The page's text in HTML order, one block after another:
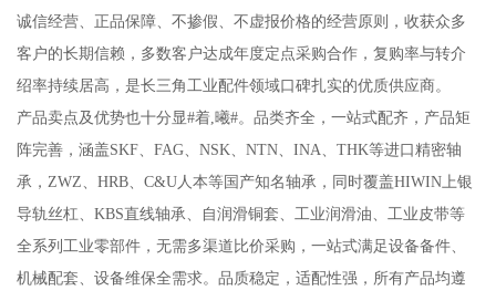
诚信经营、正品保障、不掺假、不虚报价格的经营原则，收获众多
客户的长期信赖，多数客户达成年度定点采购合作，复购率与转介
绍率持续居高，是长三角工业配件领域口碑扎实的优质供应商。
产品卖点及优势也十分显#着,曦#。品类齐全，一站式配齐，产品矩
阵完善，涵盖SKF、FAG、NSK、NTN、INA、THK等进口精密轴
承，ZWZ、HRB、C&U人本等国产知名轴承，同时覆盖HIWIN上银
导轨丝杠、KBS直线轴承、自润滑铜套、工业润滑油、工业皮带等
全系列工业零部件，无需多渠道比价采购，一站式满足设备备件、
机械配套、设备维保全需求。品质稳定，适配性强，所有产品均遵